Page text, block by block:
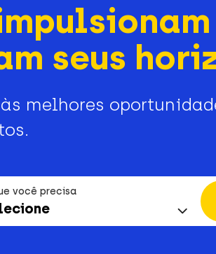
seus
melhores
você precisa